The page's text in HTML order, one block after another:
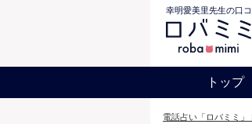
幸明愛美里先生の口
トップ
電話占い「ロバミミ」